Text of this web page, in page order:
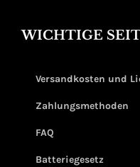
WICHTIGE
Versandkosten und
Zahlungsmethoden
FAQ
Batteriegesetz